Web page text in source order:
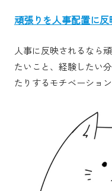
頑張りを人事配置に反
人事に反映されるなら
たいこと、経験したい
たりするモチベーション